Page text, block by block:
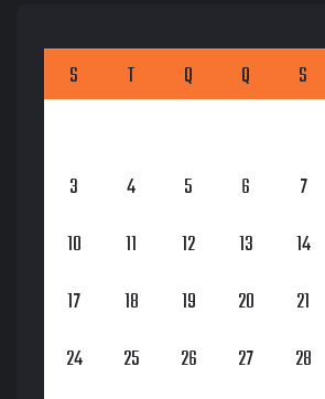
S T Q Q S
3
4 5 6 7
10
11 12 13 14
17
18 19 20 21
24
25 26 27 28